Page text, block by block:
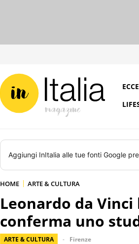
Aggiungi InItalia alle tue fonti Google
HOME ARTE & CULTURA
Leonardo da
conferma uno
ARTE & CULTURA Firenze